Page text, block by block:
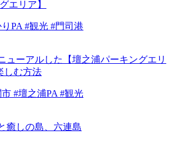
エリア】
PA #観光 #門司港
ューアルした【壇之浦パーキングエリ
しむ方法
#壇之浦PA #観光
癒しの島、六連島